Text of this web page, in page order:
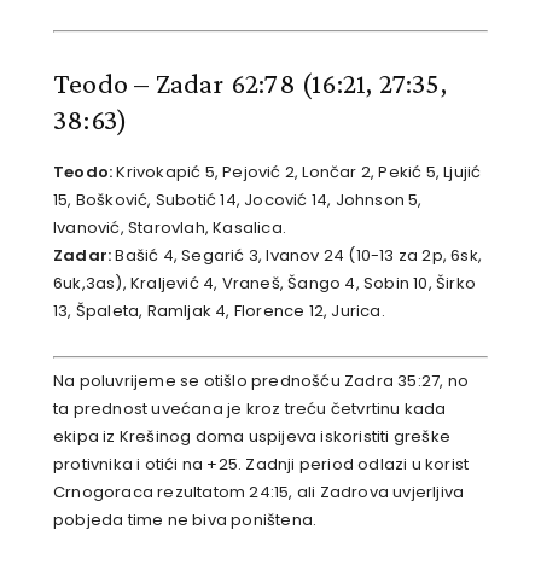
Teodo – Zadar 62:78 (16:21, 27:35,
38:63)
Teodo:Krivokapić 5, Pejović 2, Lončar 2, Pekić 5, Ljujić
15, Bošković, Subotić 14, Jocović 14, Johnson 5,
Ivanović, Starovlah, Kasalica.
Zadar:Bašić 4, Segarić 3, Ivanov 24 (10-13 za 2p, 6sk,
6uk,3as), Kraljević 4, Vraneš, Šango 4, Sobin 10, Širko
13, Špaleta, Ramljak 4, Florence 12, Jurica.
Na poluvrijeme se otišlo prednošću Zadra 35:27, no
ta prednost uvećana je kroz treću četvrtinu kada
ekipa iz Krešinog doma uspijeva iskoristiti greške
protivnika i otići na +25. Zadnji period odlazi u korist
Crnogoraca rezultatom 24:15, ali Zadrova uvjerljiva
pobjeda time ne biva poništena.